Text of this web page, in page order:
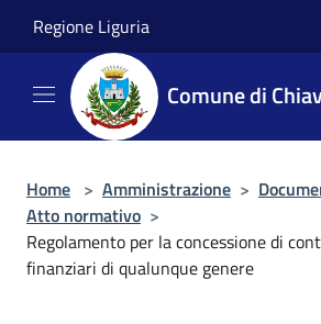
Regione Liguria
Comune di
Home > Amministrazione >
Atto normativo >
Regolamento per la concessione di
finanziari di qualunque genere